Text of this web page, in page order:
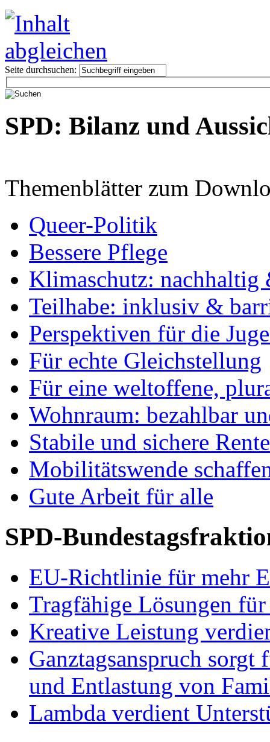
Seite durchsuchen:
SPD: Bilanz und
Themenblätter zum
Queer-Politik
Bessere Pflege
Klimaschutz: nachhaltig
Teilhabe: inklusiv &
Perspektiven für die
Für echte Gleichstellung
Für eine weltoffene,
Wohnraum: bezahlbar
Stabile und sichere
Mobilitätswende
Gute Arbeit für alle
SPD-
EU-Richtlinie für mehr
Tragfähige Lösungen
Kreative Leistung
Ganztagsanspruch
und Entlastung von
Lambda verdient